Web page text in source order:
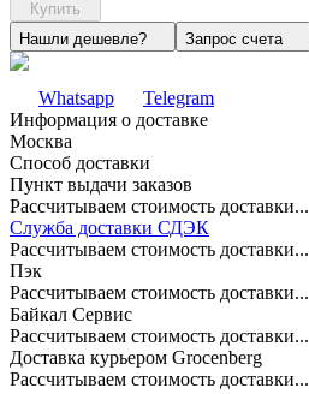
Купить
Нашли дешевле?
Запрос счета
Whatsapp
Telegram
Информация о доставке
Москва
Способ доставки
Пункт выдачи заказов
Рассчитываем стоимость доставки...
Служба доставки СДЭК
Рассчитываем стоимость доставки...
Пэк
Рассчитываем стоимость доставки...
Байкал Сервис
Рассчитываем стоимость доставки...
Доставка курьером Grocenberg
Рассчитываем стоимость доставки...